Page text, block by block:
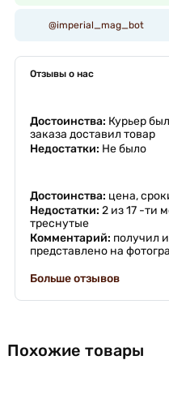
@imperial_mag_bot
Отзывы о нас
Достоинства: Курьер
заказа доставил товар
Недостатки: Не было
Достоинства: цена,
Недостатки: 2 из 17 -ти
треснутые
Комментарий: получил
представлено на
Больше отзывов
Похожие товары